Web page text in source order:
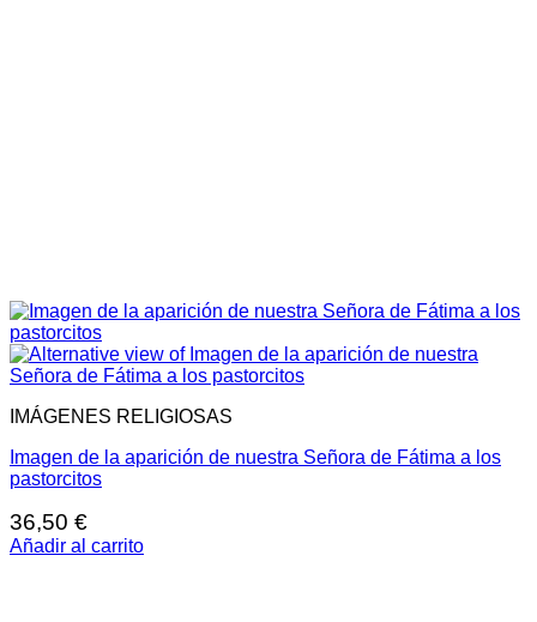
IMÁGENES RELIGIOSAS
Imagen de la aparición de nuestra Señora de Fátima a los
pastorcitos
36,50 €
Añadir al carrito